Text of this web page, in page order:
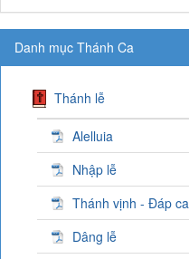
Danh mục Thánh Ca
Thánh lễ
Alelluia
Nhập lễ
Thánh vịnh - Đáp ca
Dâng lễ